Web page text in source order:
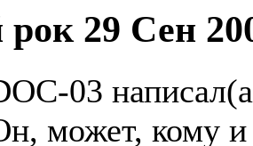
рок 29 Сен
03
может, кому и